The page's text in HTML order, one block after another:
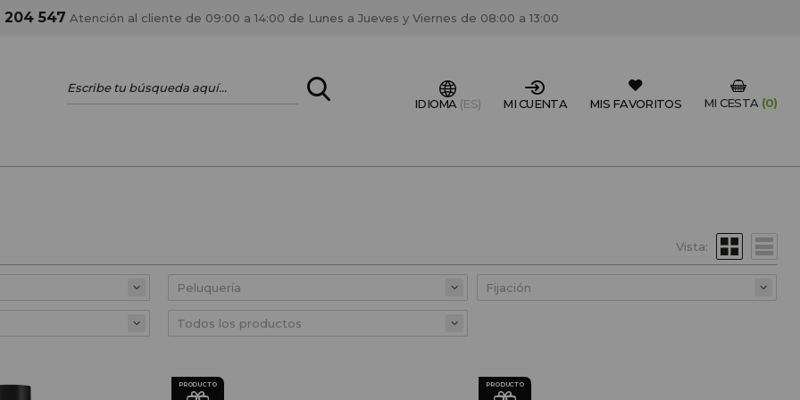
ENTRAR
estar al día en los
Si eres propietario de un centro de peluquería/estétca, puedes registrarte
como tal y disfrutar de descuentos y promociones exclusivas.
204 547 Atención al cliente de 09:00 a 14:00 de Lunes a Jueves y Viernes de 08:00 a 13:00
MI CESTA (0)
MIS FAVORITOS
MI CUENTA
IDIOMA (ES)
Vista:
PRODUCTO PRODUCTO